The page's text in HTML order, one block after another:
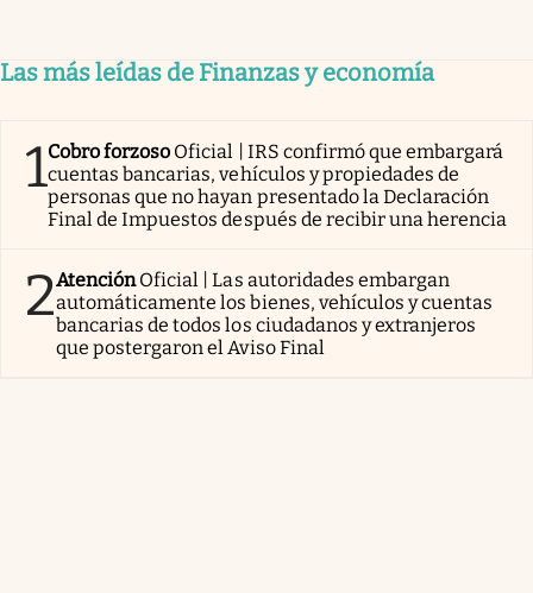
Las más leídas de Finanzas y economía
1Cobro forzoso Oficial | IRS confirmó que embargará
cuentas bancarias, vehículos y propiedades de
personas que no hayan presentado la Declaración
Final de Impuestos después de recibir una herencia
2AtenciónOficial | Las autoridades embargan
automáticamente los bienes, vehículos y cuentas
bancarias de todos los ciudadanos y extranjeros
que postergaron el Aviso Final